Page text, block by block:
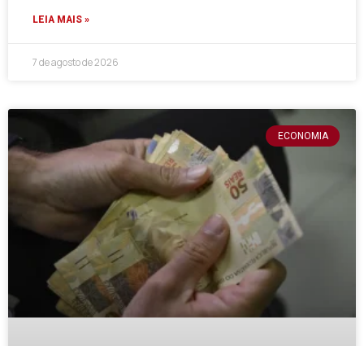
LEIA MAIS »
7 de agosto de 2026
ECONOMIA